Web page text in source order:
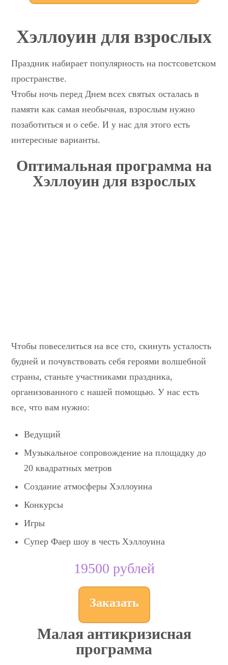
Хэллоуин для взрослых
Праздник набирает популярность на постсоветском
пространстве.
Чтобы ночь перед Днем всех святых осталась в
памяти как самая необычная, взрослым нужно
позаботиться и о себе. И у нас для этого есть
интересные варианты.
Оптимальная программа на
Хэллоуин для взрослых
Чтобы повеселиться на все сто, скинуть усталость
будней и почувствовать себя героями волшебной
страны, станьте участниками праздника,
организованного с нашей помощью. У нас есть
все, что вам нужно:
Ведущий
Музыкальное сопровождение на площадку до
20 квадратных метров
Создание атмосферы Хэллоуина
Конкурсы
Игры
Супер Фаер шоу в честь Хэллоуина
19500 рублей
Заказать
Малая антикризисная
программа